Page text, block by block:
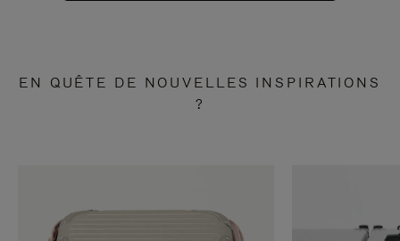
EN QUÊTE DE NOUVELLES INSPIRATIONS
?